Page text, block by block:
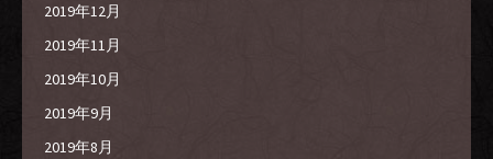
2019年12月
2019年11月
2019年10月
2019年9月
2019年8月